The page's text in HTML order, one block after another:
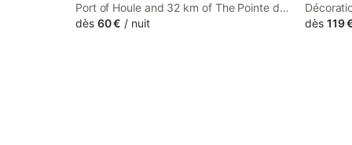
Port of Houle and 32 km of The Pointe du
Grouin, Chambres d'Hotes Les Sageais
dès 60 € / nuit dès 119